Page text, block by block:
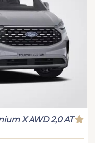
X AWD 2,0 AT